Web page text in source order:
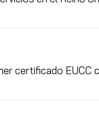
certificado EUCC